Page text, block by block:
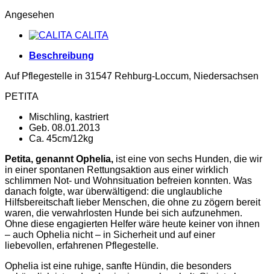
Angesehen
CALITA
Beschreibung
Auf Pflegestelle in 31547 Rehburg-Loccum, Niedersachsen
PETITA
Mischling, kastriert
Geb. 08.01.2013
Ca. 45cm/12kg
Petita, genannt Ophelia, ist eine von sechs Hunden, die wir
in einer spontanen Rettungsaktion aus einer wirklich
schlimmen Not- und Wohnsituation befreien konnten. Was
danach folgte, war überwältigend: die unglaubliche
Hilfsbereitschaft lieber Menschen, die ohne zu zögern bereit
waren, die verwahrlosten Hunde bei sich aufzunehmen.
Ohne diese engagierten Helfer wäre heute keiner von ihnen
– auch Ophelia nicht – in Sicherheit und auf einer
liebevollen, erfahrenen Pflegestelle.
Ophelia ist eine ruhige, sanfte Hündin, die besonders